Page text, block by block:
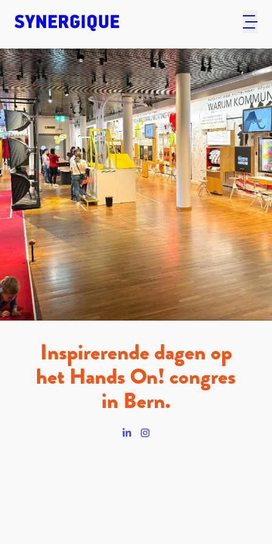
Inspirerende dagen op
het Hands On! congres
in Bern.